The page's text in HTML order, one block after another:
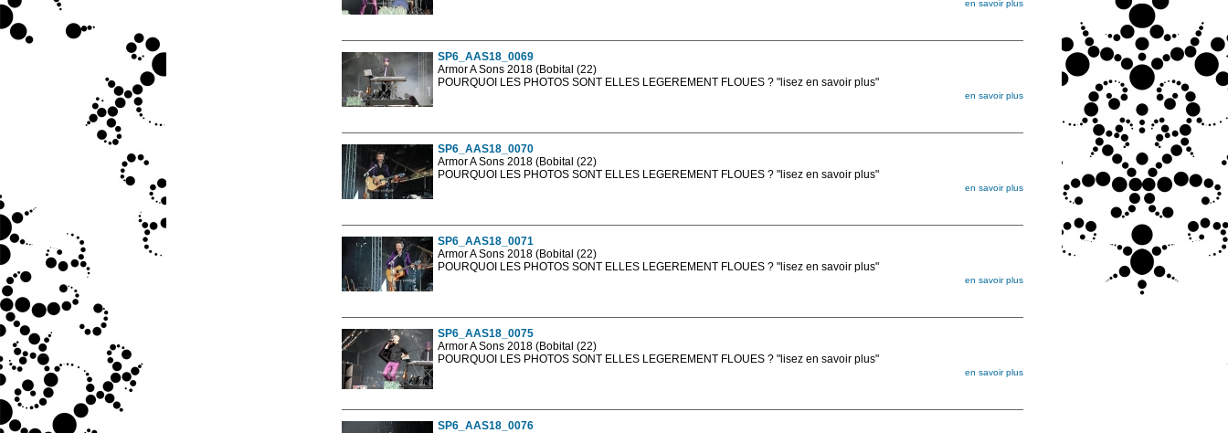
en savoir plus
SP6_AAS18_0069
Armor A Sons 2018 (Bobital (22)
POURQUOI LES PHOTOS SONT ELLES LEGEREMENT FLOUES ? "lisez en savoir plus"
en savoir plus
SP6_AAS18_0070
Armor A Sons 2018 (Bobital (22)
POURQUOI LES PHOTOS SONT ELLES LEGEREMENT FLOUES ? "lisez en savoir plus"
en savoir plus
SP6_AAS18_0071
Armor A Sons 2018 (Bobital (22)
POURQUOI LES PHOTOS SONT ELLES LEGEREMENT FLOUES ? "lisez en savoir plus"
en savoir plus
SP6_AAS18_0075
Armor A Sons 2018 (Bobital (22)
POURQUOI LES PHOTOS SONT ELLES LEGEREMENT FLOUES ? "lisez en savoir plus"
en savoir plus
SP6_AAS18_0076